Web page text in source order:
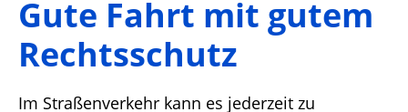
Gute Fahrt mit gutem
Rechtsschutz
Im Straßenverkehr kann es jederzeit zu